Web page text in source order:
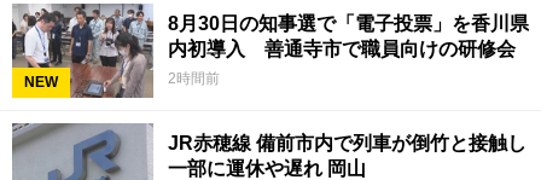
NEW
8月30日の知事選で「電子投票」を香川県
内初導入 善通寺市で職員向けの研修会
2時間前
JR赤穂線 備前市内で列車が倒竹と接触し
一部に運休や遅れ 岡山